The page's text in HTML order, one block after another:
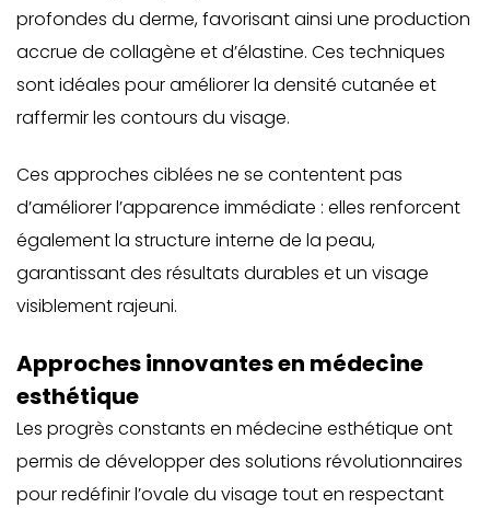
profondes du derme, favorisant ainsi une production
accrue de collagène et d’élastine. Ces techniques
sont idéales pour améliorer la densité cutanée et
raffermir les contours du visage.
Ces approches ciblées ne se contentent pas
d’améliorer l’apparence immédiate : elles renforcent
également la structure interne de la peau,
garantissant des résultats durables et un visage
visiblement rajeuni.
Approches innovantes en médecine
esthétique
Les progrès constants en médecine esthétique ont
permis de développer des solutions révolutionnaires
pour redéfinir l’ovale du visage tout en respectant